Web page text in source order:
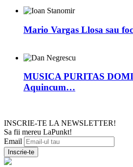
Mario Vargas Llosa sau
MUSICA PURITAS
Aquincum…
INSCRIE-TE LA NEWSLETTER!
Sa fii mereu LaPunkt!
Email